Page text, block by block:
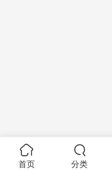
首页 分类